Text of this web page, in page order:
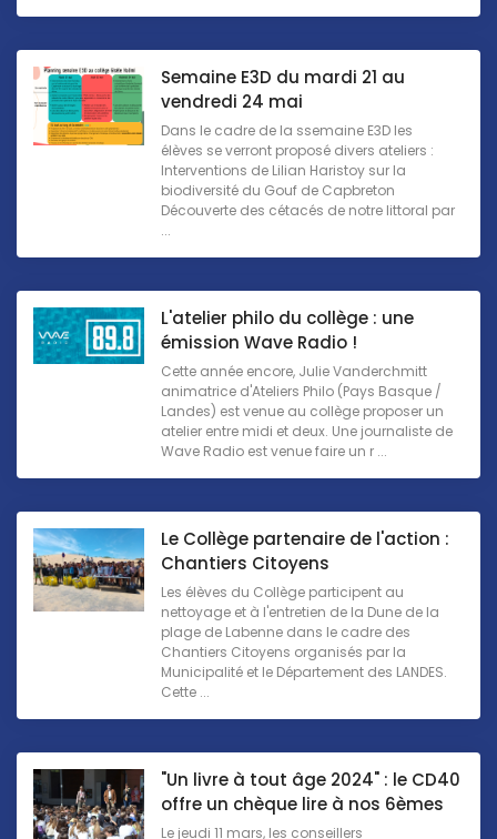
Semaine E3D du mardi 21 au
vendredi 24 mai
Dans le cadre de la ssemaine E3D les
élèves se verront proposé divers ateliers :
Interventions de Lilian Haristoy sur la
biodiversité du Gouf de Capbreton
Découverte des cétacés de notre littoral par
...
L'atelier philo du collège : une
émission Wave Radio !
Cette année encore, Julie Vanderchmitt
animatrice d'Ateliers Philo (Pays Basque /
Landes) est venue au collège proposer un
atelier entre midi et deux. Une journaliste de
Wave Radio est venue faire un r ...
Le Collège partenaire de l'action :
Chantiers Citoyens
Les élèves du Collège participent au
nettoyage et à l'entretien de la Dune de la
plage de Labenne dans le cadre des
Chantiers Citoyens organisés par la
Municipalité et le Département des LANDES.
Cette ...
"Un livre à tout âge 2024" : le CD40
offre un chèque lire à nos 6èmes
Le jeudi 11 mars, les conseillers